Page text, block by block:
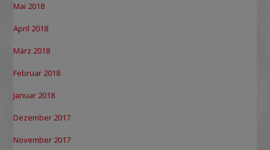
Mai 2018
April 2018
März 2018
Februar 2018
Januar 2018
Dezember 2017
November 2017